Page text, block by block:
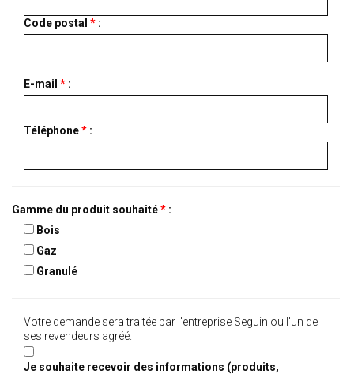
Code postal * :
E-mail * :
Téléphone* :
Gamme du produit souhaité* :
Bois
Gaz
Granulé
Votre demande sera traitée par l'entreprise Seguin ou l'un de
ses revendeurs agréé.
Je souhaite recevoir des informations (produits,